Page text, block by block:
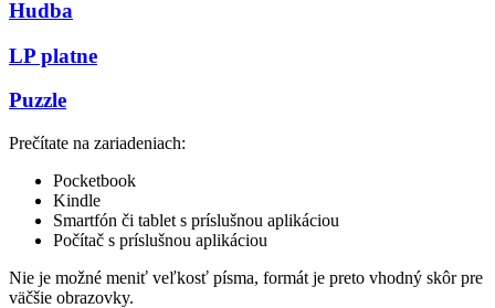
Hudba
LP platne
Puzzle
Prečítate na zariadeniach:
Pocketbook
Kindle
Smartfón či tablet s príslušnou aplikáciou
Počítač s príslušnou aplikáciou
Nie je možné meniť veľkosť písma, formát je preto vhodný skôr pre
väčšie obrazovky.